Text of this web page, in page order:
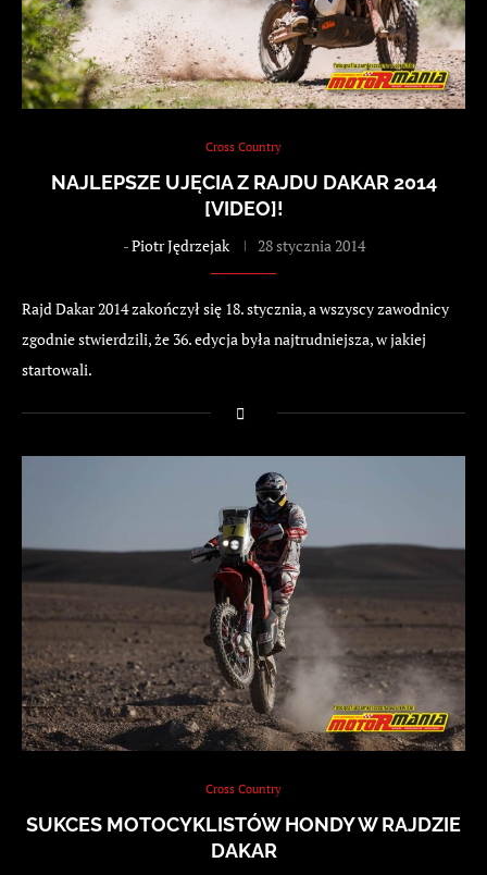
Cross Country
NAJLEPSZE UJĘCIA Z RAJDU DAKAR 2014
[VIDEO]!
-Piotr Jędrzejak 28 stycznia 2014
Rajd Dakar 2014 zakończył się 18. stycznia, a wszyscy zawodnicy
zgodnie stwierdzili, że 36. edycja była najtrudniejsza, w jakiej
startowali.
Cross Country
SUKCES MOTOCYKLISTÓW HONDY W RAJDZIE
DAKAR